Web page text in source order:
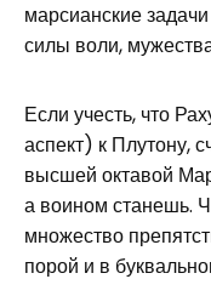
марсианские
силы воли,
Если учесть, что
аспект) к Плутону,
высшей октавой
а воином станешь.
множество
порой и в